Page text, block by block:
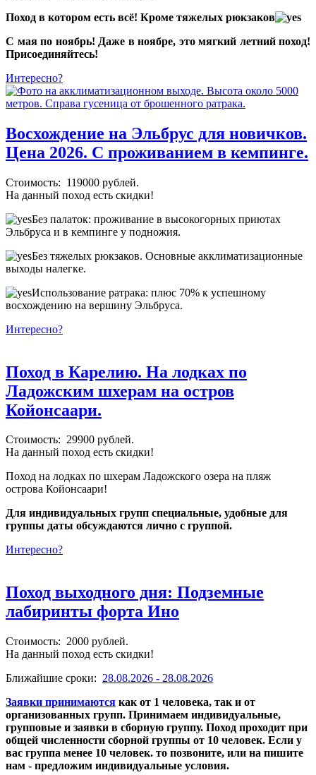
Поход в котором есть всё! Кроме тяжелых рюкзаков
С мая по ноябрь! Даже в ноябре, это мягкий летний поход!
Присоединяйтесь!
Интересно?
Восхождение на Эльбрус для новичков.
Цена 2026. С проживанием в кемпинге.
Стоимость: 119000 рублей.
На данный поход есть скидки!
Без палаток: проживание в высокогорных приютах
Эльбруса и в кемпинге у подножия.
Без тяжелых рюкзаков. Основные акклиматизационные
выходы налегке.
Использование ратрака: плюс 70% к успешному
восхождению на вершину Эльбруса.
Интересно?
Поход в Карелию. На лодках по
Ладожским шхерам на остров
Койонсаари.
Стоимость: 29900 рублей.
На данный поход есть скидки!
Поход на лодках по шхерам Ладожского озера на пляж
острова Койонсаари!
Для индивидуальных групп специальные, удобные для
группы даты обсуждаются лично с группой.
Интересно?
Поход выходного дня: Подземные
лабиринты форта Ино
Стоимость: 2000 рублей.
На данный поход есть скидки!
Ближайшие сроки: 28.08.2026 - 28.08.2026
Заявки принимаются как от 1 человека, так и от
организованных групп. Принимаем индивидуальные,
групповые и заявки в сборную группу. Поход проходит при
общей численности сборной группы от 10 человек. Если у
вас группа менее 10 человек. то позвоните, или на пишите
нам - предложим индивидуальные условия.